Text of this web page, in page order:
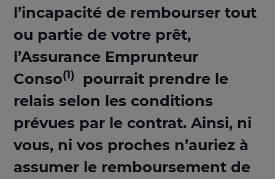
l’incapacité de rembourser tout
ou partie de votre prêt,
l’Assurance Emprunteur
Conso(1)
pourrait prendre le
relais selon les conditions
prévues par le contrat. Ainsi, ni
vous, ni vos proches n’auriez à
assumer le remboursement de